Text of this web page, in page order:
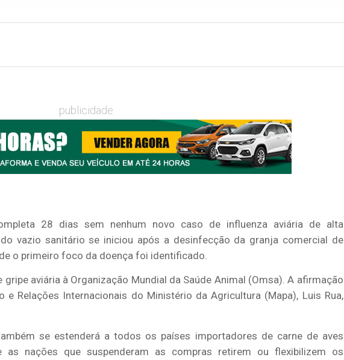
publicidade
28 dias sem nenhum novo caso de influenza aviária de alta
vazio sanitário se iniciou após a desinfecção da granja comercial de
o primeiro foco da doença foi identificado.
aviária à Organização Mundial da Saúde Animal (Omsa). A afirmação
Relações Internacionais do Ministério da Agricultura (Mapa), Luis Rua,
se estenderá a todos os países importadores de carne de aves
as nações que suspenderam as compras retirem ou flexibilizem os